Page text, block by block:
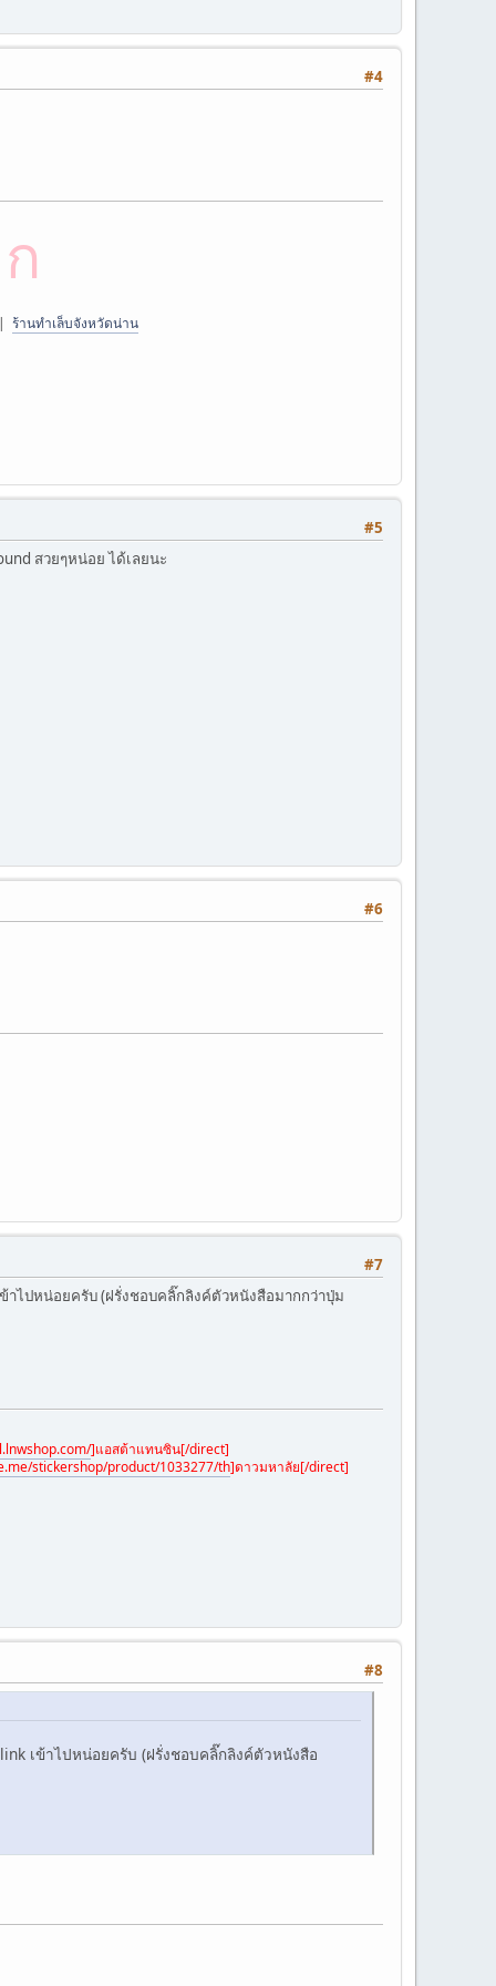
#4
ร้านทำเล็บจังหวัดน่าน
#5
สวยๆหน่อย ได้เลยนะ
#6
#7
ไปหน่อยครับ (ฝรั่งชอบคลิ๊กลิงค์ตัวหนังสือมากกว่าปุ่ม
]แอสต้าแทนซิน[/direct]
stickershop/product/1033277/th]ดาวมหาลัย[/direct]
#8
เข้าไปหน่อยครับ (ฝรั่งชอบคลิ๊กลิงค์ตัวหนังสือ